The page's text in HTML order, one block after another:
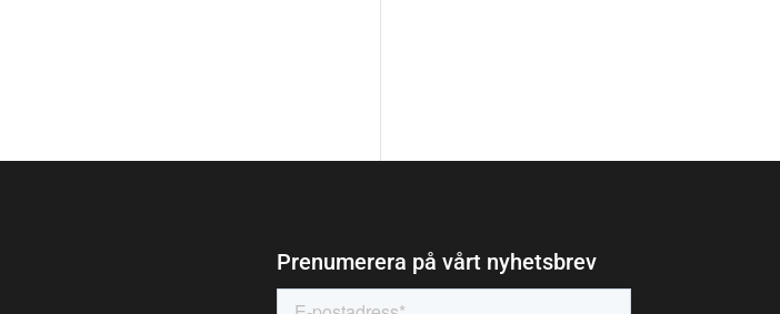
Prenumerera på vårt nyhetsbrev